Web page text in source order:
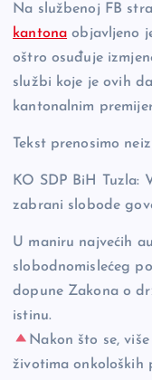
o
o
k
n
k
er
Na službenoj FB
kantona objavljeno
oštro osuđuje
službi koje je ovih
kantonalnim
Tekst prenosimo
KO SDP BiH Tuzla:
zabrani slobode
U maniru najvećih
slobodnomislećeg
dopune Zakona o
istinu.
Nakon što se,
životima onkoloških